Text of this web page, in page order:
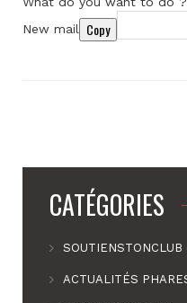
New mail
Copy
CATÉGORIES
SOUTIENSTONCLUB
ACTUALITÉS